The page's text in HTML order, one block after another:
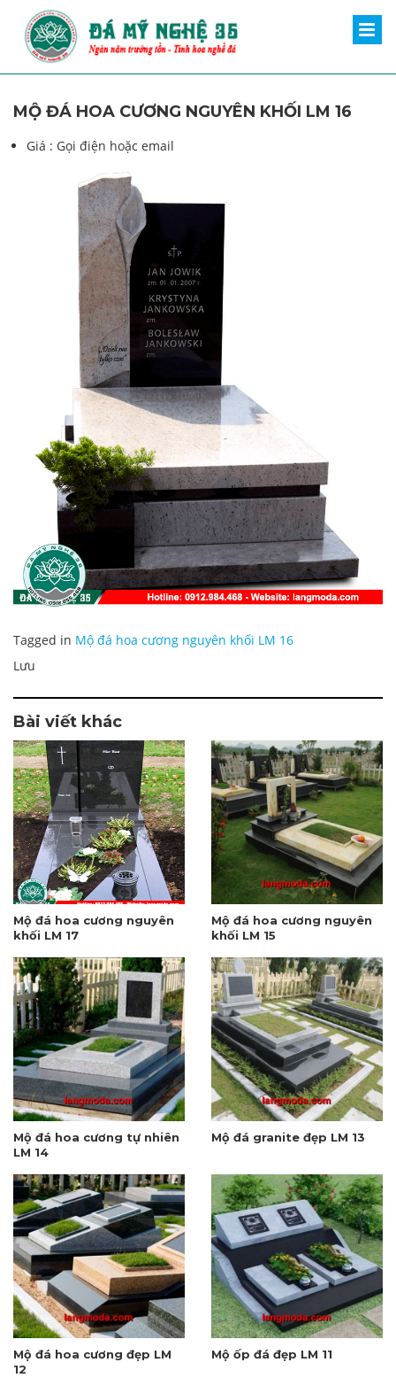
MỘ ĐÁ HOA CƯƠNG NGUYÊN KHỐI LM 16
Giá : Gọi điện hoặc email
Tagged in Mộ đá hoa cương nguyên khối LM 16
Lưu
Bài viết khác
Mộ đá hoa cương nguyên
khối LM 17
Mộ đá hoa cương nguyên
khối LM 15
Mộ đá hoa cương tự nhiên
LM 14
Mộ đá granite đẹp LM 13
Mộ đá hoa cương đẹp LM
12
Mộ ốp đá đẹp LM 11